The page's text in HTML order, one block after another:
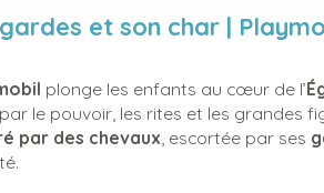
et son char |
plonge les enfants au cœur de l’
le pouvoir, les rites et les grandes
par des chevaux, escortée par ses